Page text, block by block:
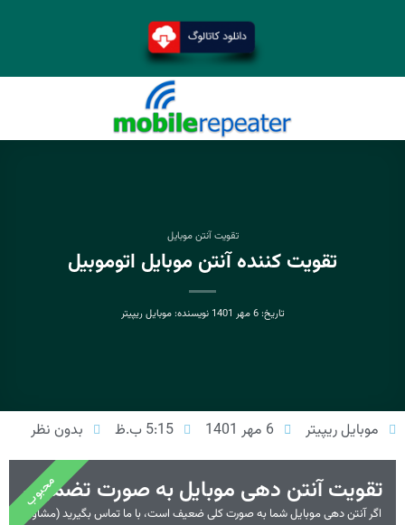
تقویت آنتن موبایل
تقویت کننده آنتن موبایل اتوموبیل
تاریخ:6 مهر 1401 نویسنده:موبایل ریپیتر
موبایل ریپیتر 6 مهر 1401 5:15 ب.ظ بدون نظر
تقویت آنتن دهی موبایل به صورت تضمینی
اگر آنتن دهی موبایل شما به صورت کلی ضعیف است، با ما تماس بگیرید (مشاوره
محبوب